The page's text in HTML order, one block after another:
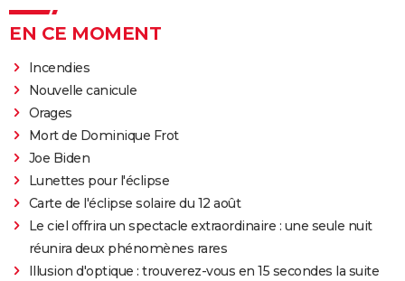
EN CE MOMENT
Incendies
Nouvelle canicule
Orages
Mort de Dominique Frot
Joe Biden
Lunettes pour l'éclipse
Carte de l'éclipse solaire du 12 août
Le ciel offrira un spectacle extraordinaire : une seule nuit
réunira deux phénomènes rares
Illusion d'optique : trouverez-vous en 15 secondes la suite